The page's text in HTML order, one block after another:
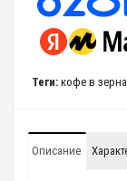
Теги: кофе в
Описание